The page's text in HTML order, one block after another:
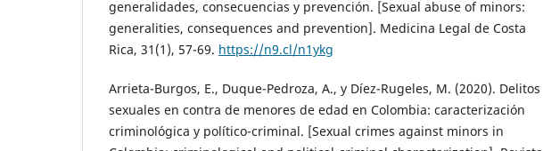
generalidades, consecuencias y prevención. [Sexual abuse of minors:
generalities, consequences and prevention]. Medicina Legal de Costa
Rica, 31(1), 57-69. https://n9.cl/n1ykg
Arrieta-Burgos, E., Duque-Pedroza, A., y Díez-Rugeles, M. (2020). Delitos
sexuales en contra de menores de edad en Colombia: caracterización
criminológica y político-criminal. [Sexual crimes against minors in